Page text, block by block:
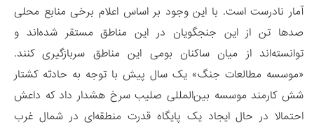
آمار نادرست است. با این وجود بر اساس اعلام برخی منابع محلی
صدها تن از این جنجگویان در این مناطق مستقر شده‌اند و
توانسته‌اند از میان ساکنان بومی این مناطق سربازگیری کنند.
«موسسه مطالعات جنگ» یک سال پیش با توجه به حادثه کشتار
شش کارمند موسسه بین‌المللی صلیب سرخ هشدار داد که داعش
احتمالا در حال ایجاد یک پایگاه قدرت منطقه‌ای در شمال غرب